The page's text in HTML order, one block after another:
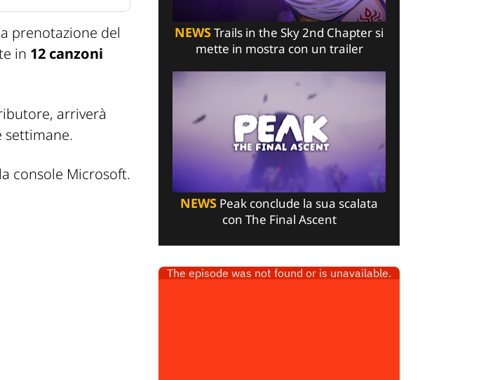
prenotazione del
in 12 canzoni
arriverà
settimane.
console Microsoft.
NEWSTrails in the Sky 2nd Chapter si
mette in mostra con un trailer
NEWS Peak conclude la sua scalata
con The Final Ascent